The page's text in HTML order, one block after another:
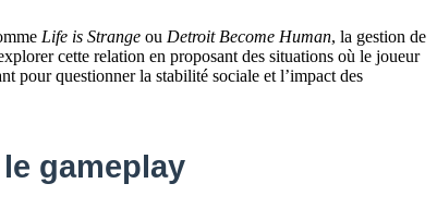
Life is Strange ou Detroit Become Human, la gestion de
cette relation en proposant des situations où le joueur
pour questionner la stabilité sociale et l’impact des
gameplay